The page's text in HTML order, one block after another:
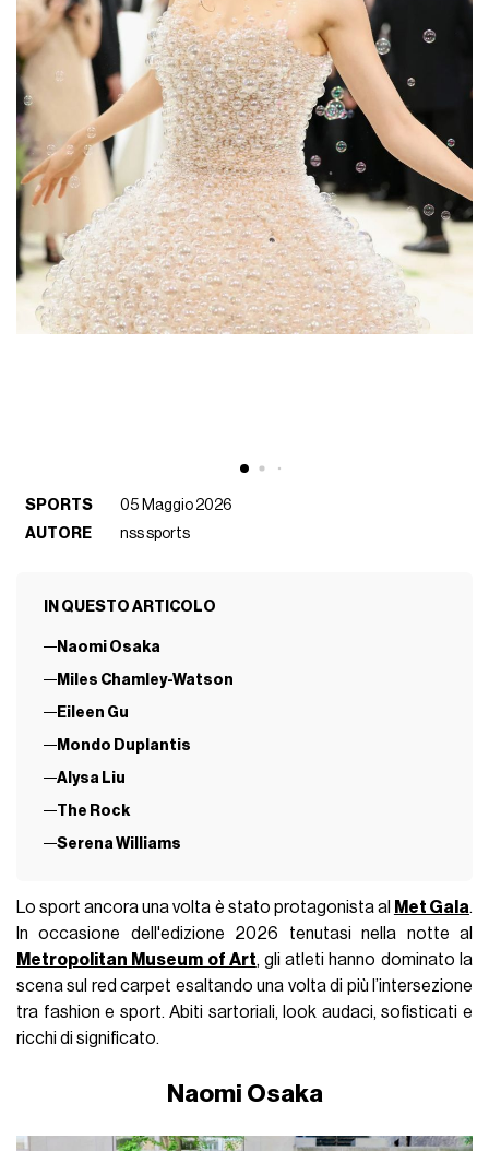
SPORTS
05 Maggio 2026
AUTORE
nss sports
IN QUESTO ARTICOLO
Naomi Osaka
Miles Chamley-Watson
Eileen Gu
Mondo Duplantis
Alysa Liu
The Rock
Serena Williams
Lo sport ancora una volta è stato protagonista al Met Gala.
In occasione dell'edizione 2026 tenutasi nella notte al
Metropolitan Museum of Art, gli atleti hanno dominato la
scena sul red carpet esaltando una volta di più l’intersezione
tra fashion e sport. Abiti sartoriali, look audaci, sofisticati e
ricchi di significato.
Naomi Osaka